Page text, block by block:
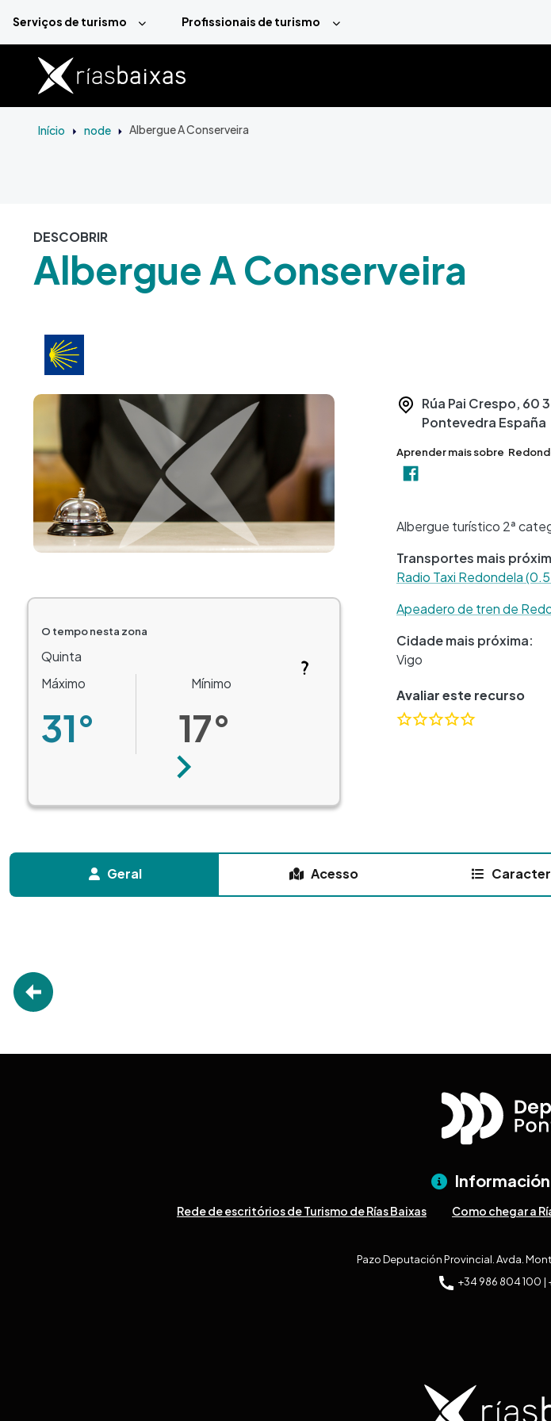
Serviços de turismo Profissionais de turismo
Início node Albergue A Conserveira
DESCOBRIR
Albergue A Conserveira
Imagem
O tempo nesta zona
Quinta
Máximo
31°
Mínimo
17°
Seguinte
Rúa Pai Crespo, 60
Pontevedra España
Aprender mais sobre
Albergue turístico 2ª
Transportes mais
Radio Taxi Redondela
Apeadero de tren de
Cidade mais próxima:
Vigo
Avaliar este recurso
Geral Acesso
Rede de escritórios de Turismo de Rías Baixas Como chegar a
Pazo Deputación Provincial. Avda.
+34 986 804 100 |